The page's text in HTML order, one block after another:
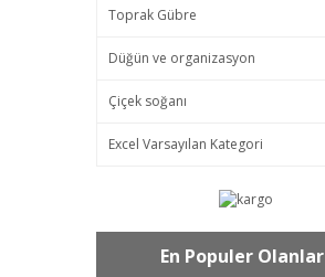
Toprak Gübre
Düğün ve organizasyon
Çiçek soğanı
Excel Varsayılan Kategori
En Populer Olanlar